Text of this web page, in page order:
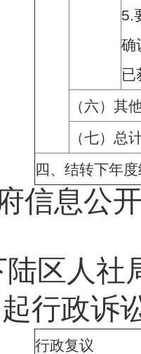
5.
确
已
（六）其
（七）总
四、结转下年
信息公
陆区人社
行政诉
行政复议